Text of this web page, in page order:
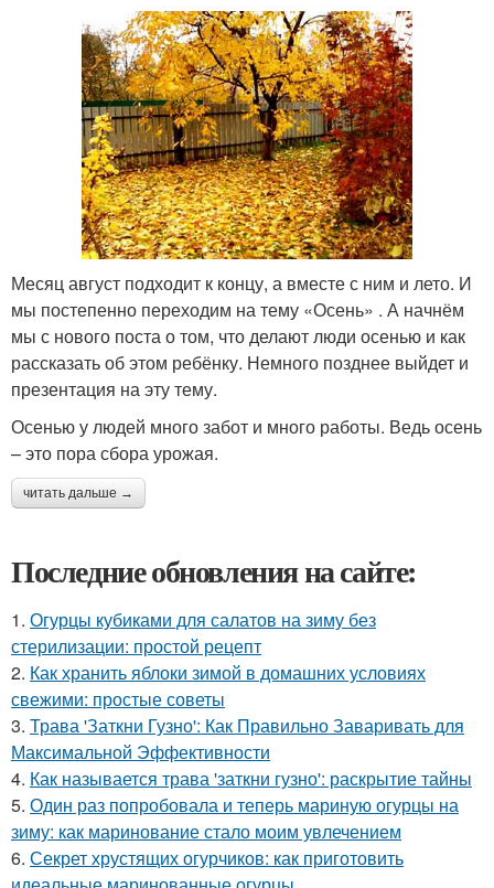
Месяц август подходит к концу, а вместе с ним и лето. И
мы постепенно переходим на тему «Осень» . А начнём
мы с нового поста о том, что делают люди осенью и как
рассказать об этом ребёнку. Немного позднее выйдет и
презентация на эту тему.
Осенью у людей много забот и много работы. Ведь осень
– это пора сбора урожая.
читать дальше →
Последние обновления на сайте:
1. Огурцы кубиками для салатов на зиму без
стерилизации: простой рецепт
2. Как хранить яблоки зимой в домашних условиях
свежими: простые советы
3. Трава 'Заткни Гузно': Как Правильно Заваривать для
Максимальной Эффективности
4. Как называется трава 'заткни гузно': раскрытие тайны
5. Один раз попробовала и теперь мариную огурцы на
зиму: как маринование стало моим увлечением
6. Секрет хрустящих огурчиков: как приготовить